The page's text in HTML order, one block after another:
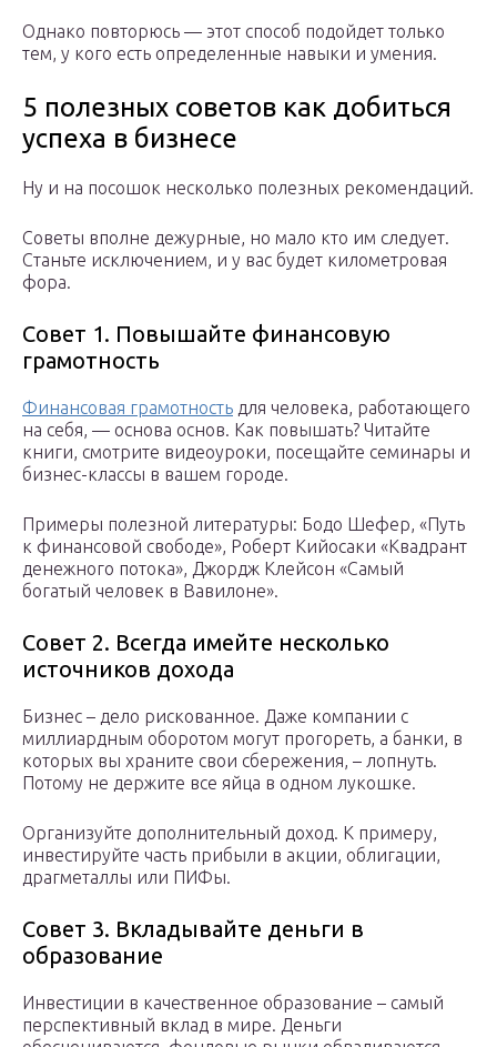
Однако повторюсь — этот способ подойдет только
тем, у кого есть определенные навыки и умения.
5 полезных советов как добиться
успеха в бизнесе
Ну и на посошок несколько полезных рекомендаций.
Советы вполне дежурные, но мало кто им следует.
Станьте исключением, и у вас будет километровая
фора.
Совет 1. Повышайте финансовую
грамотность
Финансовая грамотность для человека, работающего
на себя, — основа основ. Как повышать? Читайте
книги, смотрите видеоуроки, посещайте семинары и
бизнес-классы в вашем городе.
Примеры полезной литературы: Бодо Шефер, «Путь
к финансовой свободе», Роберт Кийосаки «Квадрант
денежного потока», Джордж Клейсон «Самый
богатый человек в Вавилоне».
Совет 2. Всегда имейте несколько
источников дохода
Бизнес – дело рискованное. Даже компании с
миллиардным оборотом могут прогореть, а банки, в
которых вы храните свои сбережения, – лопнуть.
Потому не держите все яйца в одном лукошке.
Организуйте дополнительный доход. К примеру,
инвестируйте часть прибыли в акции, облигации,
драгметаллы или ПИФы.
Совет 3. Вкладывайте деньги в
образование
Инвестиции в качественное образование – самый
перспективный вклад в мире. Деньги